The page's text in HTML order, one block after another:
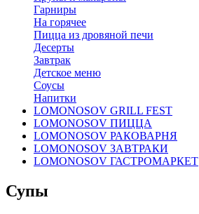
Гарниры
На горячее
Пицца из дровяной печи
Десерты
Завтрак
Детское меню
Соусы
Напитки
LOMONOSOV GRILL FEST
LOMONOSOV ПИЦЦА
LOMONOSOV РАКОВАРНЯ
LOMONOSOV ЗАВТРАКИ
LOMONOSOV ГАСТРОМАРКЕТ
Супы